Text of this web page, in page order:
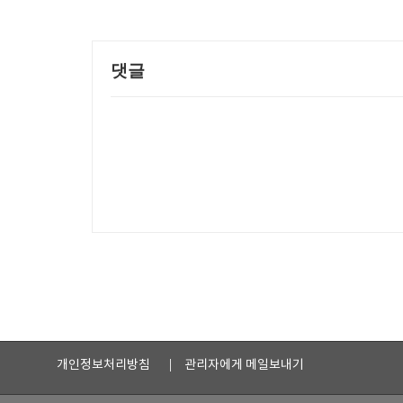
댓글
개인정보처리방침 관리자에게 메일보내기